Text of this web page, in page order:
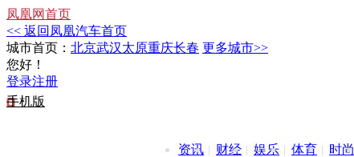
凤凰网首页
<< 返回凤凰汽车首页
城市首页： 北京武汉太原重庆长春 更多城市>>
您好！
登录注册
手机版
资讯
财经 娱乐 体育 时尚